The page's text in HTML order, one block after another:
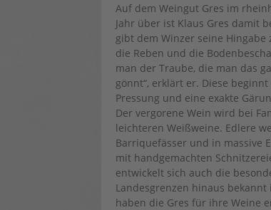
Auf dem Weingut Gres im
Jahr über ist Klaus Gres damit
gibt dem Winzer seine
die Reben und die
man der Traube, die man das
gönnt“, erklärt er. Diese
Pressung und eine exakte
Der vergorene Wein wird bei
leichteren Weißweine. Edlere
Barriquefässer und in massive
mit handgemachten
entwickelt sich auch die
Landesgrenzen hinaus
haben die Gres für ihre Weine